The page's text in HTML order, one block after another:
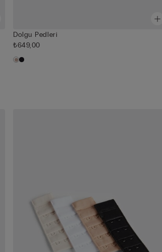
Dolgu Pedleri
₺649,00